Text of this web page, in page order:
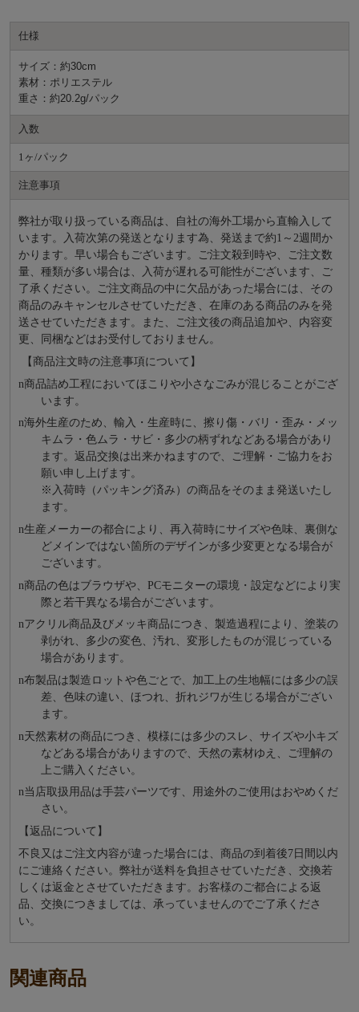
仕様
サイズ：約30cm
素材：ポリエステル
重さ：約20.2g/パック
入数
1ヶ/パック
注意事項
弊社が取り扱っている商品は、自社の海外工場から直輸入して
います。入荷次第の発送となります為、発送まで約1～2週間か
かります。早い場合もございます。ご注文殺到時や、ご注文数
量、種類が多い場合は、入荷が遅れる可能性がございます、ご
了承ください。ご注文商品の中に欠品があった場合には、その
商品のみキャンセルさせていただき、在庫のある商品のみを発
送させていただきます。また、ご注文後の商品追加や、内容変
更、同梱などはお受付しておりません。
【商品注文時の注意事項について】
n商品詰め⼯程においてほこりや⼩さなごみが混じることがござ
います。
n海外⽣産のため、輸⼊・⽣産時に、擦り傷・バリ・歪み・メッ
キムラ・色ムラ・サビ・多少の柄ずれなどある場合があり
ます。返品交換は出来かねますので、ご理解・ご協⼒をお
願い申し上げます。
※⼊荷時（パッキング済み）の商品をそのまま発送いたし
ます。
n⽣産メーカーの都合により、再⼊荷時にサイズや⾊味、裏側な
どメインではない箇所のデザインが多少変更となる場合が
ございます。
n商品の⾊はブラウザや、PCモニターの環境・設定などにより実
際と若⼲異なる場合がございます。
nアクリル商品及びメッキ商品につき、製造過程により、塗装の
剥がれ、多少の変色、汚れ、変形したものが混じっている
場合があります。
n布製品は製造ロットや色ごとで、加工上の生地幅には多少の誤
差、色味の違い、ほつれ、折れジワが生じる場合がござい
ます。
n天然素材の商品につき、模様には多少のスレ、サイズや小キズ
などある場合がありますので、天然の素材ゆえ、ご理解の
上ご購入ください。
n当店取扱用品は⼿芸パーツです、⽤途外のご使⽤はおやめくだ
さい。
【返品について】
不良又はご注文内容が違った場合には、商品の到着後7日間以内
にご連絡ください。弊社が送料を負担させていただき、交換若
しくは返金とさせていただきます。お客様のご都合による返
品、交換につきましては、承っていませんのでご了承くださ
い。
関連商品